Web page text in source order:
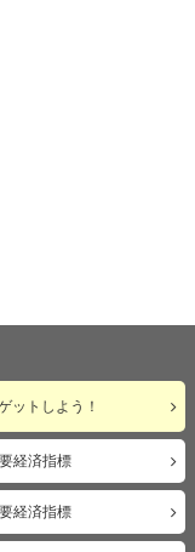
ットしよう！
経済指標
経済指標